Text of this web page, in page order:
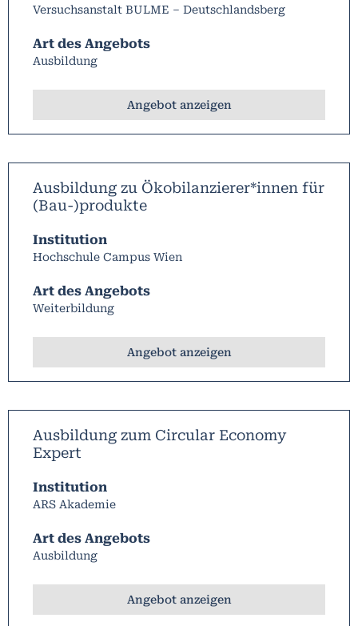
Versuchsanstalt BULME – Deutschlandsberg
Art des Angebots
Ausbildung
Angebot anzeigen
Ausbildung zu Ökobilanzierer*innen für
(Bau-)produkte
Institution
Hochschule Campus Wien
Art des Angebots
Weiterbildung
Angebot anzeigen
Ausbildung zum Circular Economy
Expert
Institution
ARS Akademie
Art des Angebots
Ausbildung
Angebot anzeigen